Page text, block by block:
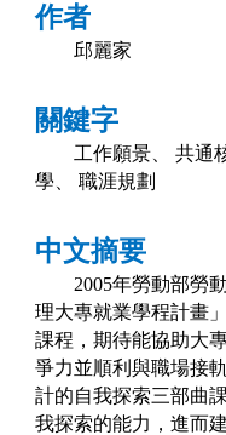
作者
邱麗家
關鍵字
工作願景、 共通
學、
職涯規劃
中文摘要
2005年勞動部勞
理大專就業學程計畫
課程，期待能協助大
爭力並順利與職場接
計的自我探索三部曲
我探索的能力，進而